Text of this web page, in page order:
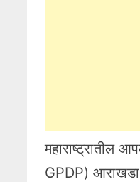
महाराष्ट्रातील
GPDP) आराखडा